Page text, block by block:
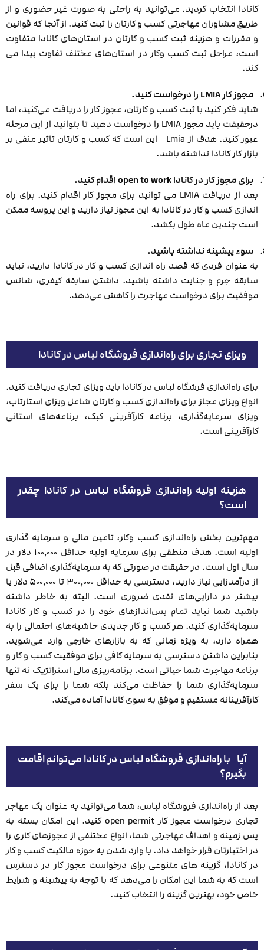
کانادا انتخاب کردید. می‌توانید به راحتی به صورت غیر حضوری و از
طریق مشاوران مهاجرتی کسب و کارتان را ثبت کنید. از آنجا که قوانین
و مقررات و هزینه ثبت کسب و کارتان در استان‌های کانادا متفاوت
است، مراحل ثبت کسب وکار در استان‌های مختلف تفاوت پیدا می
کند.
مجوز کار LMIA را درخواست کنید.
شاید فکر کنید با ثبت کسب و کارتان، مجوز کار را دریافت می‌کنید، اما
درحقیقت باید مجوز LMIA را درخواست دهید تا بتوانید از این مرحله
عبور کنید. هدف از Lmia این است که کسب و کارتان تاثیر منفی بر
بازار کار کانادا نداشته باشد.
برای مجوز کار در کاناداopen to workاقدام کنید.
بعد از دریافت LMIA می توانید برای مجوز کار اقدام کنید. برای راه
اندازی کسب و کار در کانادا به این مجوز نیاز دارید و این پروسه ممکن
است چندین ماه طول بکشد.
سوء پیشینه نداشته باشید.
به عنوان فردی که قصد راه اندازی کسب و کار در کانادا دارید، نباید
سابقه جرم و جنایت داشته باشید. داشتن سابقه کیفری، شانس
موفقیت برای درخواست مهاجرت را کاهش می‌دهد.
ویزای تجاری برای راه‌اندازی فروشگاه لباس در کانادا
برای راه‌اندازی فرشگاه لباس در کانادا باید ویزای تجاری دریافت کنید.
انواع ویزای مجاز برای راه‌اندازی کسب و کارتان شامل ویزای استارتاپ،
ویزای سرمایه‌گذاری، برنامه کارآفرینی کبک، برنامه‌های استانی
کارآفرینی است.
هزینه اولیه راه‌اندازی فروشگاه لباس در کانادا چقدر
است؟
مهم‌ترین بخش راه‌اندازی کسب وکار، تامین مالی و سرمایه گذاری
اولیه است. هدف منطقی برای سرمایه اولیه حداقل ۱۰۰٬۰۰۰ دلار در
سال اول است. در حقیقت در صورتی که به سرمایه‌‌گذاری اضافی قبل
از درآمدزایی نیاز دارید، دسترسی به حداقل ۳۰۰٬۰۰۰ تا ۵۰۰٬۰۰۰ دلار یا
بیشتر در دارایی‌های نقدی ضروری است. البته به خاطر داشته
باشید شما نباید تمام پس‌اندازهای خود را در کسب ‌و کار کانادا
سرمایه‌گذاری کنید. هر کسب‌ و کار جدیدی حاشیه‌‌های احتمالی را به
همراه دارد، به ‌ویژه زمانی که به بازارهای خارجی وارد می‌شوید.
بنابراین داشتن دسترسی به سرمایه کافی برای موفقیت کسب ‌و کار و
برنامه مهاجرت شما حیاتی است. برنامه‌ریزی مالی استراتژیک نه تنها
سرمایه‌گذاری شما را حفاظت می‌کند بلکه شما را برای یک سفر
کارآفرینانه مستقیم و موفق به سوی کانادا آماده می‌کند.
آیا با راه‌اندازی فروشگاه لباس در کانادا می‌توانم اقامت
بگیرم؟
بعد از راه‌اندازی فروشگاه لباس، شما می‌توانید به عنوان یک مهاجر
تجاری درخواست مجوز کار open permit کنید. این امکان بسته به
پس‌ زمینه و اهداف مهاجرتی شما، انواع مختلفی از مجوزهای کاری را
در اختیارتان قرار خواهد داد. با وارد شدن به حوزه مالکیت کسب و کار
در کانادا، گزینه ‌های متنوعی برای درخواست مجوز کار در دسترس
است که به شما این امکان را می‌دهد که با توجه به پیشینه و شرایط
خاص خود، بهترین گزینه را انتخاب کنید.